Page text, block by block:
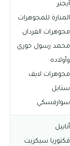
أيجنر
المنارة للمجوهرات
مجوهرات الفردان
محمد رسول خوري
وأولاده
مجوهرات لايف
ستايل
سوارفسكي
أنابيل
فكتوريا سيكريت